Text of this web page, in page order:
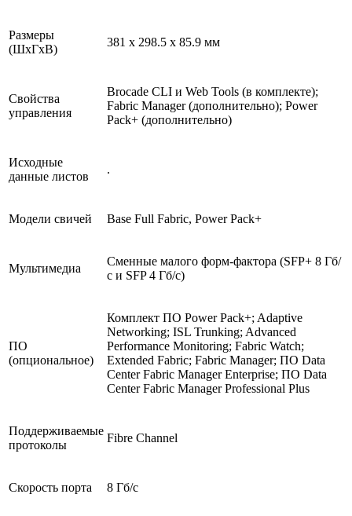
Размеры
(ШхГхВ)
381 x 298.5 x 85.9 мм
Свойства
управления
Brocade CLI и Web Tools (в комплекте);
Fabric Manager (дополнительно); Power
Pack+ (дополнительно)
Исходные
данные листов
.
Модели свичей Base Full Fabric, Power Pack+
Мультимедиа
Сменные малого форм-фактора (SFP+ 8 Гб/
с и SFP 4 Гб/с)
ПО
(опциональное)
Комплект ПО Power Pack+; Adaptive
Networking; ISL Trunking; Advanced
Performance Monitoring; Fabric Watch;
Extended Fabric; Fabric Manager; ПО Data
Center Fabric Manager Enterprise; ПО Data
Center Fabric Manager Professional Plus
Поддерживаемые
протоколы
Fibre Channel
Скорость порта 8 Гб/с